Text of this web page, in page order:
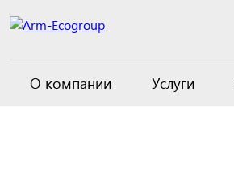
О компании Услуги